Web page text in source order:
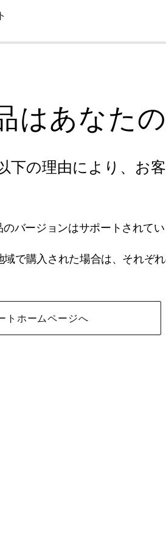
はあなた
下の理由により、お
バージョンはサポートされてい
で購入された場合は、それぞ
トホームページへ